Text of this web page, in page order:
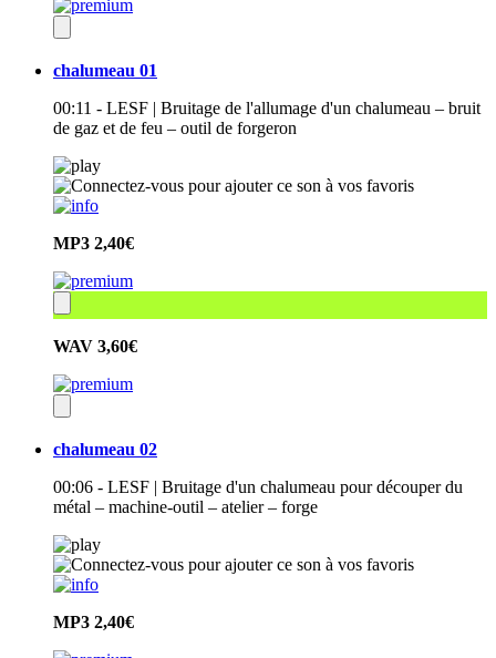
chalumeau 01
00:11 - LESF | Bruitage de l'allumage d'un chalumeau – bruit
de gaz et de feu – outil de forgeron
MP3 2,40€
WAV 3,60€
chalumeau 02
00:06 - LESF | Bruitage d'un chalumeau pour découper du
métal – machine-outil – atelier – forge
MP3 2,40€